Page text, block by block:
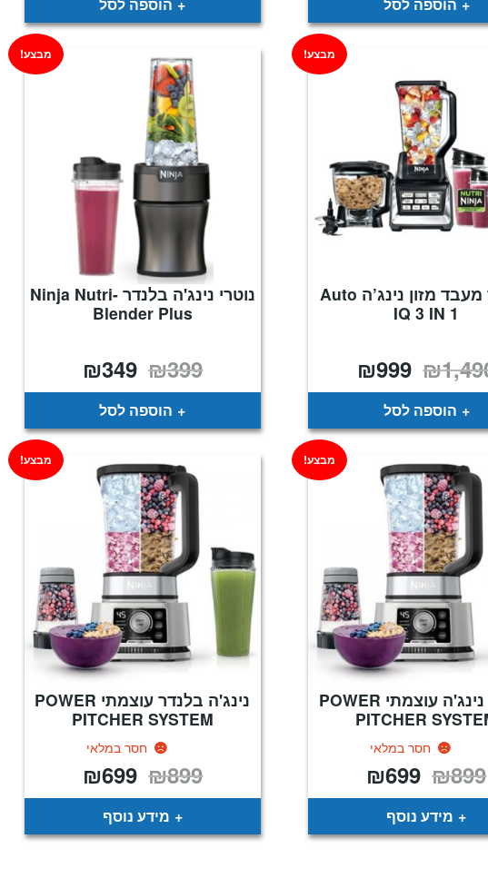
בלנדר מעבד מזון נינג’ה Auto
IQ 3 IN 1
מבצע!
₪ המחיר
המקורי
היה:
₪1,490.
₪999
הוא:
הוספה לסל
נוטרי נינג'ה בלנדר Ninja Nutri-
Blender Plus
מבצע!
₪399 המחיר
המקורי
היה:
₪399.
₪349
הוא:
הוספה לסל
בלנדר נינג'ה עוצמתי POWER
PITCHER
חסר במלאי
מבצע!
₪899 המחיר
המקורי
היה:
₪699
הוא:
מידע נוסף
נינג'ה בלנדר עוצמתי POWER
PITCHER SYSTEM
חסר במלאי
מבצע!
₪899 המחיר
המקורי
היה:
₪699
הוא:
מידע נוסף